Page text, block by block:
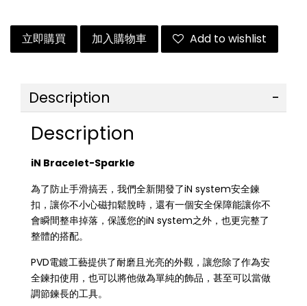
立即購買 加入購物車 Add to wishlist
Description
Description
iN Bracelet-Sparkle
為了防止手滑搞丟，我們全新開發了iN system安全鍊
扣，讓你不小心磁扣鬆脫時，還有一個安全保障能讓你不
會瞬間整串掉落，保護您的iN system之外，也更完整了
整體的搭配。
PVD電鍍工藝提供了耐磨且光亮的外觀，讓您除了作為安
全鍊扣使用，也可以將他做為單純的飾品，甚至可以當做
調節鍊長的工具。